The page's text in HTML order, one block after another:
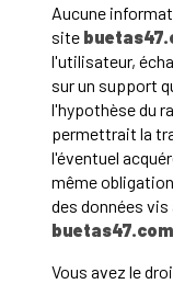
Aucune
site
l'utilisateur,
sur un support
l'hypothèse du
permettrait la
l'éventuel
même
des données
buetas47.com
Vous avez le